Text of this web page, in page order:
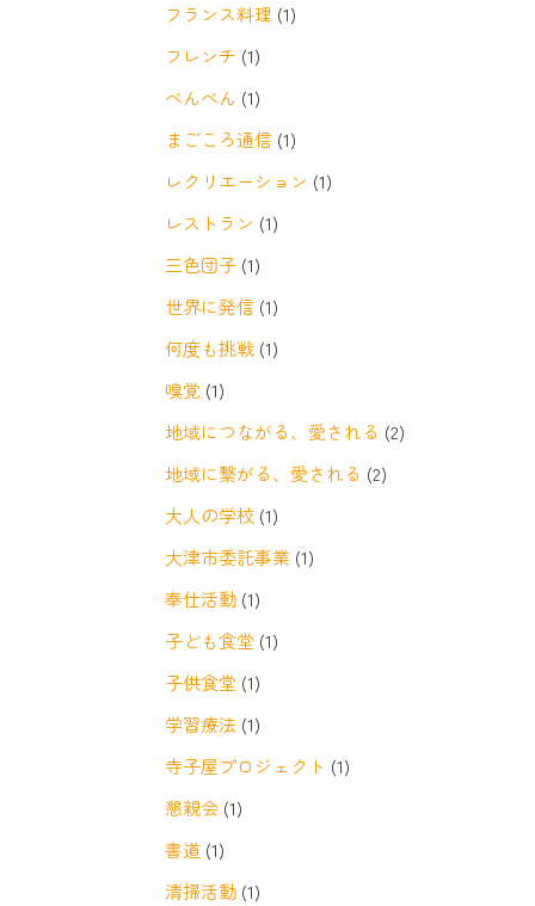
フランス料理 (1)
フレンチ (1)
べんべん (1)
まごころ通信 (1)
レクリエーション (1)
レストラン (1)
三色団子 (1)
世界に発信 (1)
何度も挑戦 (1)
嗅覚 (1)
地域につながる、愛される (2)
地域に繋がる、愛される (2)
大人の学校 (1)
大津市委託事業 (1)
奉仕活動 (1)
子ども食堂 (1)
子供食堂 (1)
学習療法 (1)
寺子屋プロジェクト (1)
懇親会 (1)
書道 (1)
清掃活動 (1)